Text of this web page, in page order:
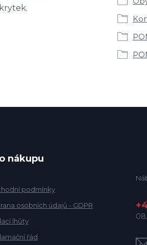
nákupu
podmínky
osobních údajů - GDPR
lhůty
řád